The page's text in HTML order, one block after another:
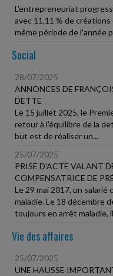
L'entrepreneuriat
avec 11,11 % de
même période de l'année
Social
28/07/2025
ANNONCES DE
DETTE
Le 15 juillet 2025, le
retour à l'équilibre de la
but est de réaliser un...
25/07/2025
PRISE D'ACTE VALANT
COMPENSATRICE DE
Le 29 mai 2017, un
maladie. Le 18 décembre
toujours en arrêt maladie, il
Vie des affaires
25/07/2025
UNE HAUSSE